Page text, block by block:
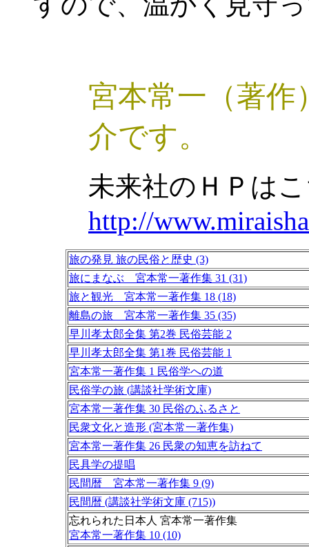
宮本常一（著作
介です。
未来社のＨＰは
http://
旅の発見 旅の民俗と歴史 (3)
旅にまなぶ 宮本常一著作集 31 (31)
旅と観光 宮本常一著作集 18 (18)
離島の旅 宮本常一著作集 35 (35)
早川孝太郎全集 第2巻 民俗芸能 2
早川孝太郎全集 第1巻 民俗芸能 1
宮本常一著作集 1 民俗学への道
民俗学の旅 (講談社学術文庫)
宮本常一著作集 30 民俗のふるさと
民衆文化と造形 (宮本常一著作集)
宮本常一著作集 26 民衆の知恵を訪ねて
民具学の提唱
民間暦 宮本常一著作集 9 (9)
民間暦 (講談社学術文庫 (715))
忘れられた日本人 宮本常一著作集
宮本常一著作集 10 (10)